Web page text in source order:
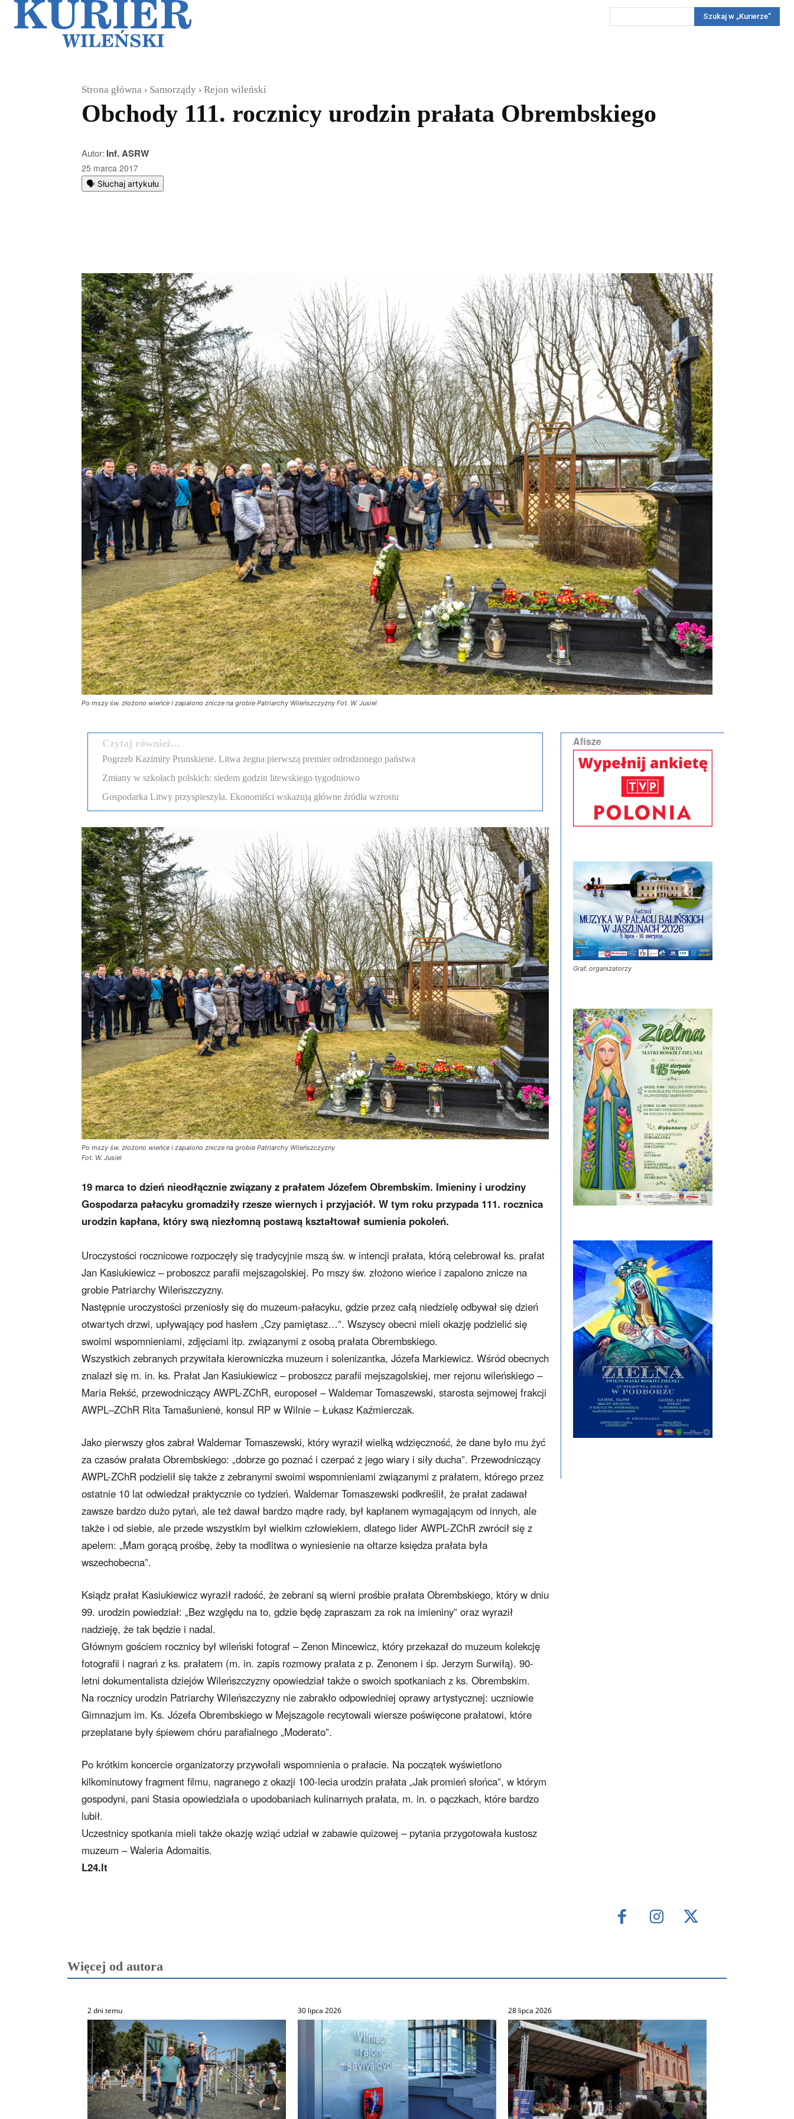
Reportaż KonkursyWięcej
Szukaj w „Kurierze”
Strona główna Samorządy Rejon wileński
Obchody 111. rocznicy urodzin prałata Obrembskiego
Autor: Inf. ASRW
25 marca 2017
🗣️ Słuchaj artykułu
Po mszy św. złożono wieńce i zapalono znicze na grobie Patriarchy Wileńszczyzny Fot. W. Jusiel
Czytaj również...
Pogrzeb Kazimiry Prunskienė. Litwa żegna pierwszą premier odrodzonego państwa
Zmiany w szkołach polskich: siedem godzin litewskiego tygodniowo
Gospodarka Litwy przyspieszyła. Ekonomiści wskazują główne źródła wzrostu
Po mszy św. złożono wieńce i zapalono znicze na grobie Patriarchy Wileńszczyzny
Fot. W. Jusiel
19 marca to dzień nieodłącznie związany z prałatem Józefem Obrembskim. Imieniny i urodziny
Gospodarza pałacyku gromadziły rzesze wiernych i przyjaciół. W tym roku przypada 111. rocznica
urodzin kapłana, który swą niezłomną postawą kształtował sumienia pokoleń.
Uroczystości rocznicowe rozpoczęły się tradycyjnie mszą św. w intencji prałata, którą celebrował ks. prałat
Jan Kasiukiewicz – proboszcz parafii mejszagolskiej. Po mszy św. złożono wieńce i zapalono znicze na
grobie Patriarchy Wileńszczyzny.
Następnie uroczystości przeniosły się do muzeum-pałacyku, gdzie przez całą niedzielę odbywał się dzień
otwartych drzwi, upływający pod hasłem „Czy pamiętasz…”. Wszyscy obecni mieli okazję podzielić się
swoimi wspomnieniami, zdjęciami itp. związanymi z osobą prałata Obrembskiego.
Wszystkich zebranych przywitała kierowniczka muzeum i solenizantka, Józefa Markiewicz. Wśród obecnych
znalazł się m. in. ks. Prałat Jan Kasiukiewicz – proboszcz parafii mejszagolskiej, mer rejonu wileńskiego –
Maria Rekść, przewodniczący AWPL-ZChR, europoseł – Waldemar Tomaszewski, starosta sejmowej frakcji
AWPL–ZChR Rita Tamašunienė, konsul RP w Wilnie – Łukasz Kaźmierczak.
Jako pierwszy głos zabrał Waldemar Tomaszewski, który wyraził wielką wdzięczność, że dane było mu żyć
za czasów prałata Obrembskiego: „dobrze go poznać i czerpać z jego wiary i siły ducha”. Przewodniczący
AWPL-ZChR podzielił się także z zebranymi swoimi wspomnieniami związanymi z prałatem, którego przez
ostatnie 10 lat odwiedzał praktycznie co tydzień. Waldemar Tomaszewski podkreślił, że prałat zadawał
zawsze bardzo dużo pytań, ale też dawał bardzo mądre rady, był kapłanem wymagającym od innych, ale
także i od siebie, ale przede wszystkim był wielkim człowiekiem, dlatego lider AWPL-ZChR zwrócił się z
apelem: „Mam gorącą prośbę, żeby ta modlitwa o wyniesienie na ołtarze księdza prałata była
wszechobecna”.
Ksiądz prałat Kasiukiewicz wyraził radość, że zebrani są wierni prośbie prałata Obrembskiego, który w dniu
99. urodzin powiedział: „Bez względu na to, gdzie będę zapraszam za rok na imieniny” oraz wyraził
nadzieję, że tak będzie i nadal.
Głównym gościem rocznicy był wileński fotograf – Zenon Mincewicz, który przekazał do muzeum kolekcję
fotografii i nagrań z ks. prałatem (m. in. zapis rozmowy prałata z p. Zenonem i śp. Jerzym Surwiłą). 90-
letni dokumentalista dziejów Wileńszczyzny opowiedział także o swoich spotkaniach z ks. Obrembskim.
Na rocznicy urodzin Patriarchy Wileńszczyzny nie zabrakło odpowiedniej oprawy artystycznej: uczniowie
Gimnazjum im. Ks. Józefa Obrembskiego w Mejszagole recytowali wiersze poświęcone prałatowi, które
przeplatane były śpiewem chóru parafialnego „Moderato”.
Po krótkim koncercie organizatorzy przywołali wspomnienia o prałacie. Na początek wyświetlono
kilkominutowy fragment filmu, nagranego z okazji 100-lecia urodzin prałata „Jak promień słońca”, w którym
gospodyni, pani Stasia opowiedziała o upodobaniach kulinarnych prałata, m. in. o pączkach, które bardzo
lubił.
Uczestnicy spotkania mieli także okazję wziąć udział w zabawie quizowej – pytania przygotowała kustosz
muzeum – Waleria Adomaitis.
L24.lt
Afisze
Graf. organizatorzy
Więcej od autora
2 dni temu 30 lipca 2026 28 lipca 2026